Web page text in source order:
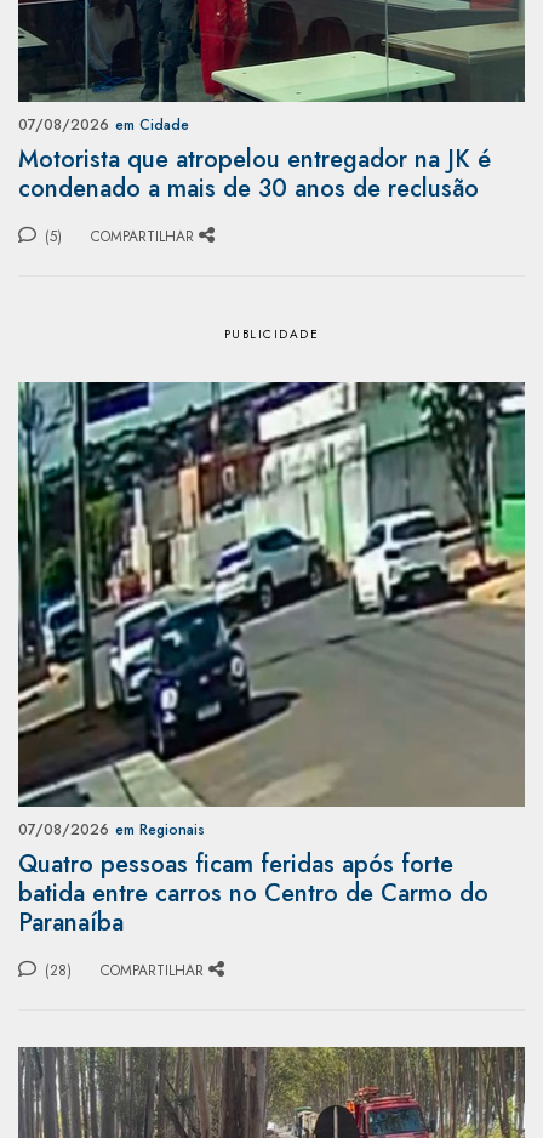
07/08/2026 em Cidade
Motorista que atropelou entregador na JK é
condenado a mais de 30 anos de reclusão
(5) COMPARTILHAR
07/08/2026 em Regionais
Quatro pessoas ficam feridas após forte
batida entre carros no Centro de Carmo do
Paranaíba
(28) COMPARTILHAR